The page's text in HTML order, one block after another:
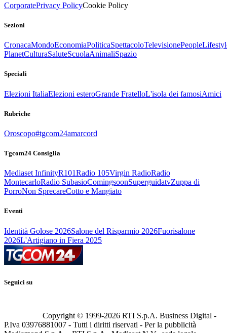
CorporatePrivacy PolicyCookie Policy
Sezioni
CronacaMondoEconomiaPoliticaSpettacoloTelevisionePeople
PlanetCulturaSaluteScuolaAnimaliSpazio
Speciali
Elezioni ItaliaElezioni esteroGrande FratelloL'isola dei famosiAmici
Rubriche
Oroscopo#tgcom24amarcord
Tgcom24 Consiglia
Mediaset InfinityR101Radio 105Virgin RadioRadio
MontecarloRadio SubasioComingsoonSuperguidatvZuppa di
PorroNon SprecareCotto e Mangiato
Eventi
Identità Golose 2026Salone del Risparmio 2026Fuorisalone
2026L'Artigiano in Fiera 2025
Seguici su
Copyright © 1999-2026 RTI S.p.A. Business Digital -
P.Iva 03976881007 - Tutti i diritti riservati - Per la pubblicità